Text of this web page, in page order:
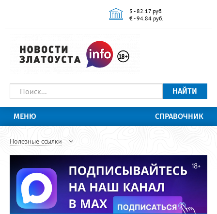
$ - 82.17 руб.
€ - 94.84 руб.
НАЙТИ
МЕНЮ СПРАВОЧНИК
Полезные ссылки